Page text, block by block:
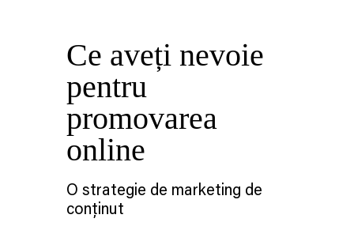
Ce aveți nevoie
pentru
promovarea
online
O strategie de marketing de
conținut